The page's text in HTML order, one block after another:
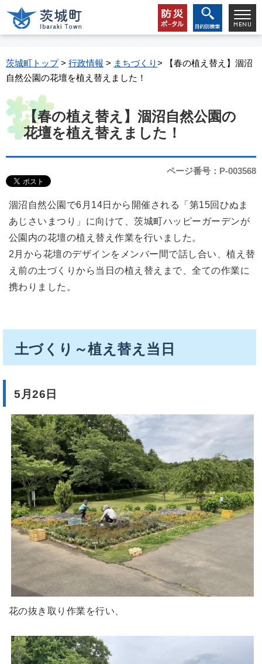
茨城町トップ> 行政情報 > まちづくり> 【春の植え替え】涸沼
自然公園の花壇を植え替えました！
【春の植え替え】涸沼自然公園の
花壇を植え替えました！
ページ番号：P-003568
涸沼自然公園で6月14日から開催される「第15回ひぬま
あじさいまつり」に向けて、茨城町ハッピーガーデンが
公園内の花壇の植え替え作業を行いました。
2月から花壇のデザインをメンバー間で話し合い、植え替
え前の土づくりから当日の植え替えまで、全ての作業に
携わりました。
土づくり～植え替え当日
5月26日
花の抜き取り作業を行い、